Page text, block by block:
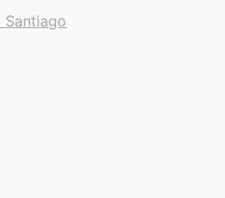
Santiago